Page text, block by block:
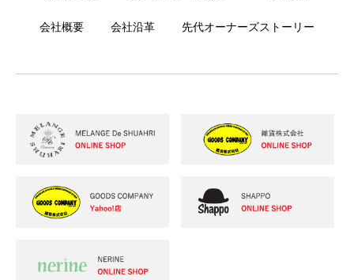
会社概要 会社沿革 先代オーナーズストーリー